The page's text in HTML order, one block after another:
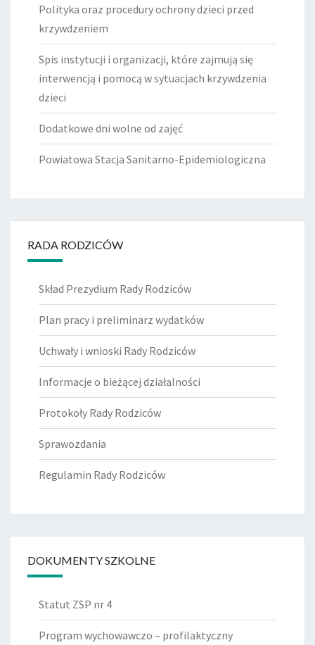
Polityka oraz procedury ochrony dzieci przed
krzywdzeniem
Spis instytucji i organizacji, które zajmują się
interwencją i pomocą w sytuacjach krzywdzenia
dzieci
Dodatkowe dni wolne od zajęć
Powiatowa Stacja Sanitarno-Epidemiologiczna
RADA RODZICÓW
Skład Prezydium Rady Rodziców
Plan pracy i preliminarz wydatków
Uchwały i wnioski Rady Rodziców
Informacje o bieżącej działalności
Protokoły Rady Rodziców
Sprawozdania
Regulamin Rady Rodziców
DOKUMENTY SZKOLNE
Statut ZSP nr 4
Program wychowawczo – profilaktyczny